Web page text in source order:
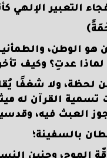
التعبير الإلهي
الوطن،
عدتِ؟ وكيف
ولا شغفًا
القرآن له
العبث فيه،
بالسفينة؛